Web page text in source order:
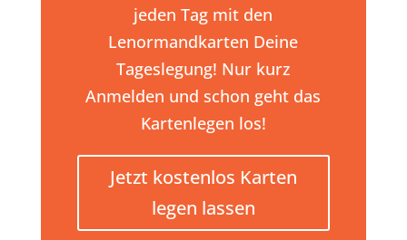
jeden Tag mit den
Lenormandkarten Deine
Tageslegung! Nur kurz
Anmelden und schon geht das
Kartenlegen los!
Jetzt kostenlos Karten
legen lassen